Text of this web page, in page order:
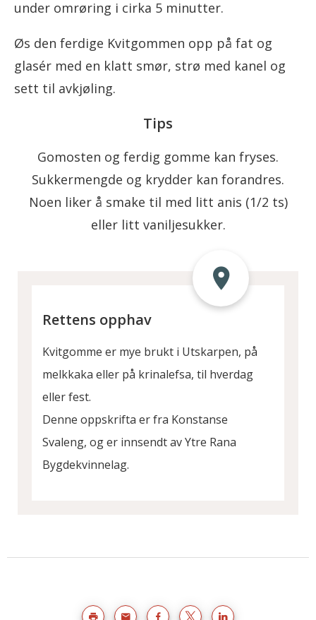
under omrøring i cirka 5 minutter.
Øs den ferdige Kvitgommen opp på fat og
glasér med en klatt smør, strø med kanel og
sett til avkjøling.
Tips
Gomosten og ferdig gomme kan fryses.
Sukkermengde og krydder kan forandres.
Noen liker å smake til med litt anis (1/2 ts)
eller litt vaniljesukker.
Rettens opphav
Kvitgomme er mye brukt i Utskarpen, på
melkkaka eller på krinalefsa, til hverdag
eller fest.
Denne oppskrifta er fra Konstanse
Svaleng, og er innsendt av Ytre Rana
Bygdekvinnelag.